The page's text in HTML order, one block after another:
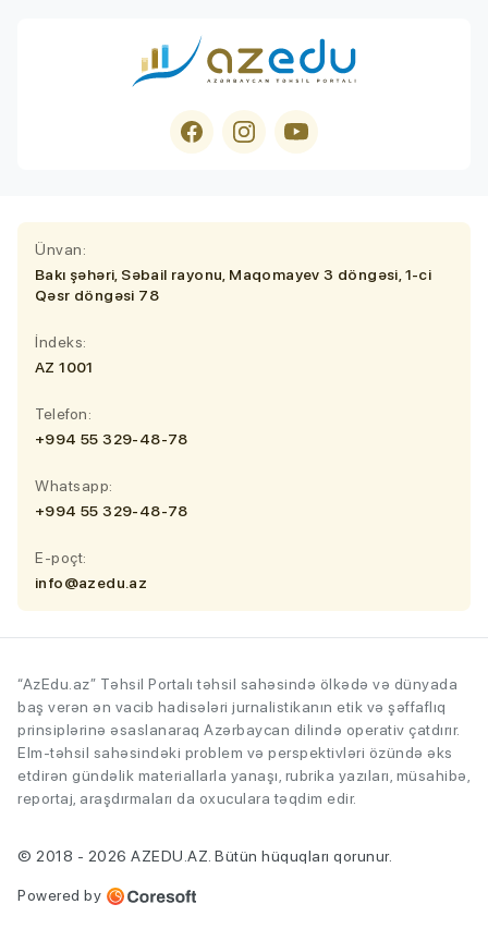
Ünvan:
Bakı şəhəri, Səbail rayonu, Maqomayev 3 döngəsi, 1-ci
Qəsr döngəsi 78
İndeks:
AZ 1001
Telefon:
+994 55 329-48-78
Whatsapp:
+994 55 329-48-78
E-poçt:
info@azedu.az
“AzEdu.az” Təhsil Portalı təhsil sahəsində ölkədə və dünyada
baş verən ən vacib hadisələri jurnalistikanın etik və şəffaflıq
prinsiplərinə əsaslanaraq Azərbaycan dilində operativ çatdırır.
Elm-təhsil sahəsindəki problem və perspektivləri özündə əks
etdirən gündəlik materiallarla yanaşı, rubrika yazıları, müsahibə,
reportaj, araşdırmaları da oxuculara təqdim edir.
© 2018 - 2026 AZEDU.AZ. Bütün hüquqları qorunur.
Powered by